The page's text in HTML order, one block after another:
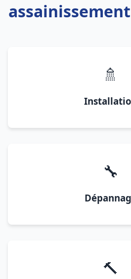
🚿
🔧
🔨